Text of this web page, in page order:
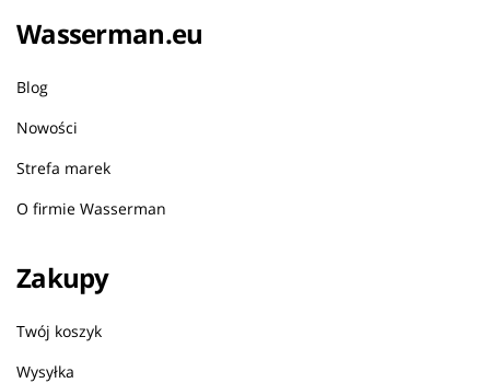
Wasserman.eu
Blog
Nowości
Strefa marek
O firmie Wasserman
Zakupy
Twój koszyk
Wysyłka